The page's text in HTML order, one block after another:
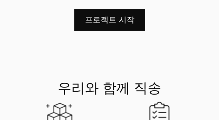
프로젝트 시작
우리와 함께 직송